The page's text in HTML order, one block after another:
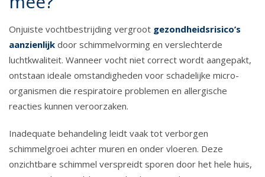
Onjuiste vochtbestrijding vergroot gezondheidsrisico’s
aanzienlijk door schimmelvorming en verslechterde
luchtkwaliteit. Wanneer vocht niet correct wordt aangepakt,
ontstaan ideale omstandigheden voor schadelijke micro-
organismen die respiratoire problemen en allergische
reacties kunnen veroorzaken.
Inadequate behandeling leidt vaak tot verborgen
schimmelgroei achter muren en onder vloeren. Deze
onzichtbare schimmel verspreidt sporen door het hele huis,